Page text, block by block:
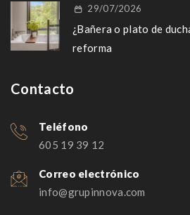
29/07/2026
¿Bañera o plato de
reforma
Contacto
Teléfono
605 19 39 12
Correo electrónico
info@grupinnova.com